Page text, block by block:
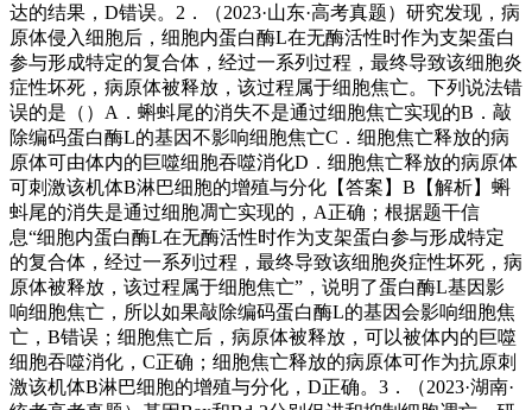
达的结果，D错误。2．（2023·山东·高考真题）研究发现，病
原体侵入细胞后，细胞内蛋白酶L在无酶活性时作为支架蛋白
参与形成特定的复合体，经过一系列过程，最终导致该细胞炎
症性坏死，病原体被释放，该过程属于细胞焦亡。下列说法错
误的是（）A．蝌蚪尾的消失不是通过细胞焦亡实现的B．敲
除编码蛋白酶L的基因不影响细胞焦亡C．细胞焦亡释放的病
原体可由体内的巨噬细胞吞噬消化D．细胞焦亡释放的病原体
可刺激该机体B淋巴细胞的增殖与分化【答案】B【解析】蝌
蚪尾的消失是通过细胞凋亡实现的，A正确；根据题干信
息“细胞内蛋白酶L在无酶活性时作为支架蛋白参与形成特定
的复合体，经过一系列过程，最终导致该细胞炎症性坏死，病
原体被释放，该过程属于细胞焦亡”，说明了蛋白酶L基因影
响细胞焦亡，所以如果敲除编码蛋白酶L的基因会影响细胞焦
亡，B错误；细胞焦亡后，病原体被释放，可以被体内的巨噬
细胞吞噬消化，C正确；细胞焦亡释放的病原体可作为抗原刺
激该机体B淋巴细胞的增殖与分化，D正确。3．（2023·湖南·